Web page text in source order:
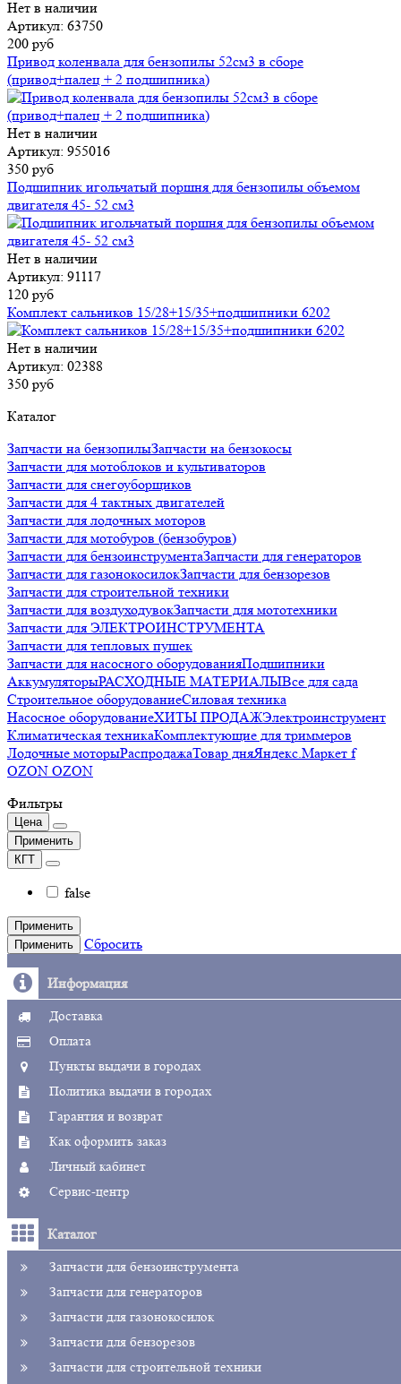
Нет в наличии
Артикул: 63750
200 руб
Привод коленвала для бензопилы 52см3 в сборе
(привод+палец + 2 подшипника)
Нет в наличии
Артикул: 955016
350 руб
Подшипник игольчатый поршня для бензопилы объемом
двигателя 45- 52 см3
Нет в наличии
Артикул: 91117
120 руб
Комплект сальников 15/28+15/35+подшипники 6202
Нет в наличии
Артикул: 02388
350 руб
Каталог
Запчасти на бензопилыЗапчасти на бензокосы
Запчасти для мотоблоков и культиваторов
Запчасти для снегоуборщиков
Запчасти для 4 тактных двигателей
Запчасти для лодочных моторов
Запчасти для мотобуров (бензобуров)
Запчасти для бензоинструментаЗапчасти для генераторов
Запчасти для газонокосилокЗапчасти для бензорезов
Запчасти для строительной техники
Запчасти для воздуходувокЗапчасти для мототехники
Запчасти для ЭЛЕКТРОИНСТРУМЕНТА
Запчасти для тепловых пушек
Запчасти для насосного оборудованияПодшипники
АккумуляторыРАСХОДНЫЕ МАТЕРИАЛЫВсе для сада
Строительное оборудованиеСиловая техника
Насосное оборудованиеХИТЫ ПРОДАЖЭлектроинструмент
Климатическая техникаКомплектующие для триммеров
Лодочные моторыРаспродажаТовар дняЯндекс.Маркет f
OZON OZON
Фильтры
Цена
Применить
КГТ
false
Применить
Применить
Сбросить
Информация
Доставка
Оплата
Пункты выдачи в городах
Политика выдачи в городах
Гарантия и возврат
Как оформить заказ
Личный кабинет
Сервис-центр
Каталог
Запчасти для бензоинструмента
Запчасти для генераторов
Запчасти для газонокосилок
Запчасти для бензорезов
Запчасти для строительной техники